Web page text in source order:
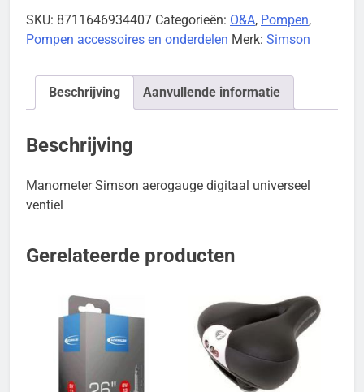
digitaal
aantal
SKU: 8711646934407 Categorieën: O&A, Pompen,
Pompen accessoires en onderdelen Merk: Simson
Beschrijving Aanvullende informatie
Beschrijving
Manometer Simson aerogauge digitaal universeel
ventiel
Gerelateerde producten